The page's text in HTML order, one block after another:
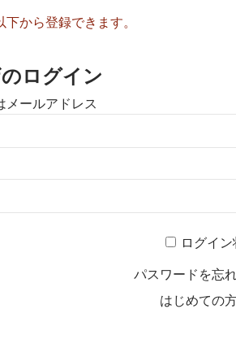
から登録できます。
ログイン
メールアドレス
ログイ
パスワードを忘
はじめての